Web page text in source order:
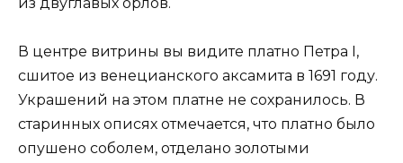
В центре витрины вы видите платно Петра I,
сшитое из венецианского аксамита в 1691 году.
Украшений на этом платне не сохранилось. В
старинных описях отмечается, что платно было
опушено соболем, отделано золотыми